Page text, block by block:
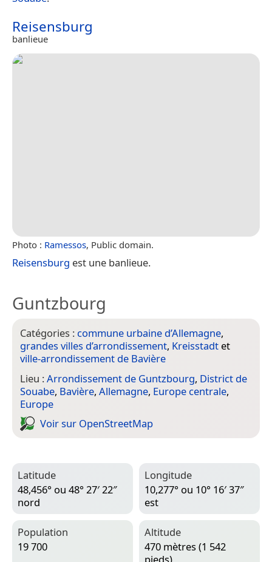
Reisensburg
banlieue
Photo : Ramessos, Public domain.
Reisensburg est une banlieue.
Guntzbourg
Catégories : commune urbaine d’Allemagne,
grandes villes d’arrondissement, Kreisstadt et
ville-arrondissement de Bavière
Lieu :Arrondissement de Guntzbourg, District de
Souabe, Bavière, Allemagne, Europe centrale,
Europe
Voir sur Open­Street­Map
Latitude
48,456° ou 48° 27′ 22″
nord
Longitude
10,277° ou 10° 16′ 37″
est
Population
19 700
Altitude
470 mètres (1 542
pieds)